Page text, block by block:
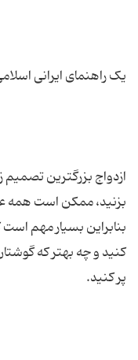
ازدواج بزرگترین
بزنید، ممکن است همه
بنابراین بسیار مهم است
کنید و چه بهتر که